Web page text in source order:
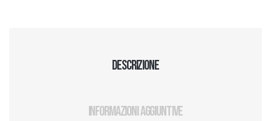
Descrizione
Informazioni aggiuntive